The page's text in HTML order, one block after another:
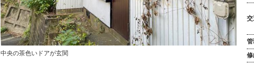
中央の茶色いドアが玄関